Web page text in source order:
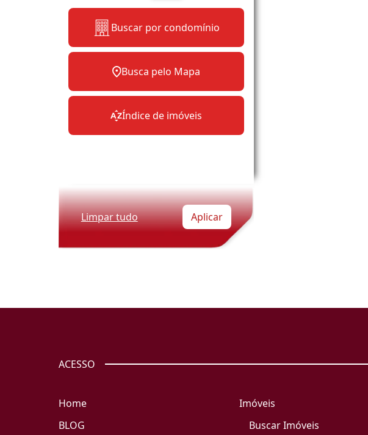
Buscar por condomínio
Busca pelo Mapa
Índice de imóveis
Limpar tudo Aplicar
ACESSO
Home
BLOG
Imóveis
Buscar Imóveis